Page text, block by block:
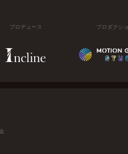
プロデュース プロダクシ